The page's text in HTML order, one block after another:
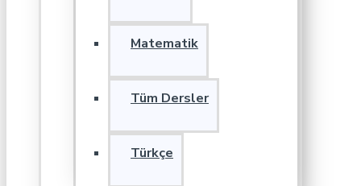
Matematik
Tüm Dersler
Türkçe